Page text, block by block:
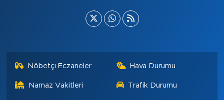
Nöbetçi Eczaneler Hava Durumu
Namaz Vakitleri Trafik Durumu